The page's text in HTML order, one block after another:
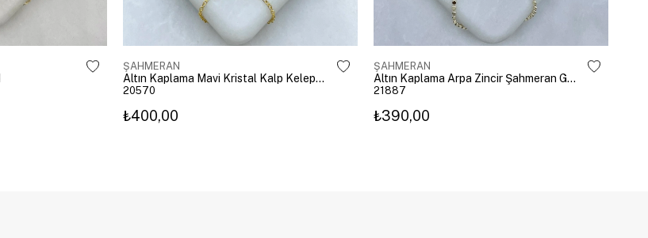
ŞAHMERAN
Altın Kaplama Mavi Kristal Kalp Kelepçe Şahmeran Gold
20570
₺400,00
ŞAHMERAN
Altın Kaplama Arpa Zincir Şahmeran Gold
21887
₺390,00